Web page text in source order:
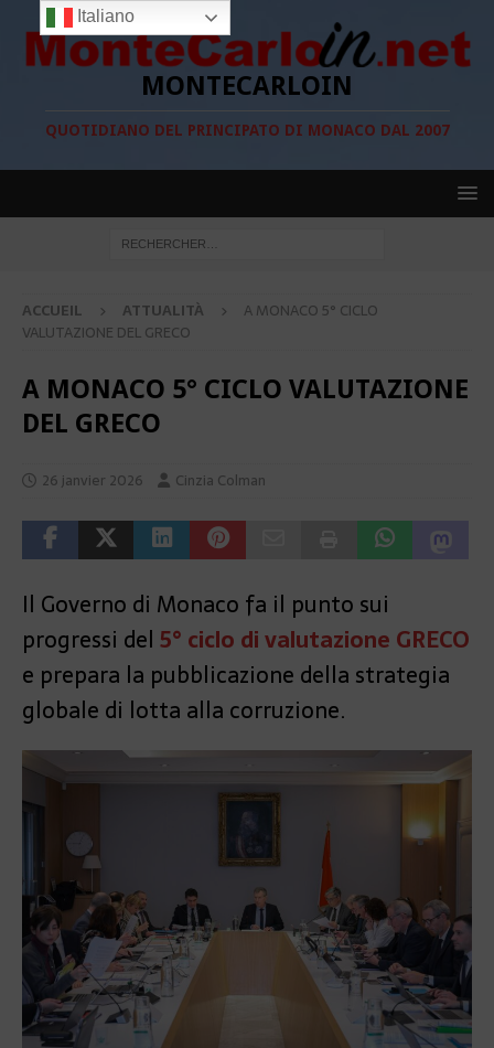
MONTECARLOIN
QUOTIDIANO DEL PRINCIPATO DI MONACO DAL 2007
ACCUEIL ATTUALITÀ
A MONACO 5° CICLO
VALUTAZIONE DEL GRECO
A MONACO 5° CICLO VALUTAZIONE
DEL GRECO
26 janvier 2026 Cinzia Colman
Il Governo di Monaco fa il punto sui
progressi del 5° ciclo di valutazione GRECO
e prepara la pubblicazione della strategia
globale di lotta alla corruzione.
Italiano